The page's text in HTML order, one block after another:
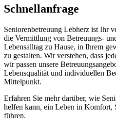
Schnell­anfrage
Seniorenbetreuung Lebherz ist Ihr
die Vermittlung von Betreuungs-
Lebensalltag zu Hause, in Ihrem
zu gestalten. Wir verstehen, dass
wir passen unsere
Lebensqualität und individuellen
Mittelpunkt.
Erfahren Sie mehr darüber, wie
helfen kann, ein Leben in Komfort,
führen.